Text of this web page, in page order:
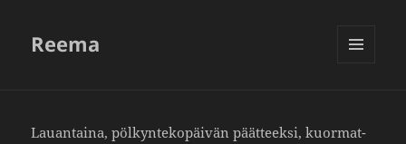
Reema
Lauan­taina, pölkyn­te­ko­päivän päät­teeksi, kuor­mat­